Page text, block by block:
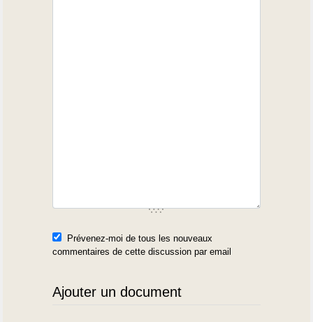
Prévenez-moi de tous les nouveaux
commentaires de cette discussion par email
Ajouter un document